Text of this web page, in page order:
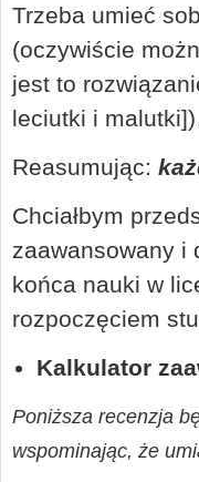
Trzeba umieć
(oczywiście
jest to
leciutki i
Reasumując:
Chciałbym
zaawansowany i
końca nauki w
rozpoczęciem
Kalkulator
Poniższa recenzja
wspominając, że